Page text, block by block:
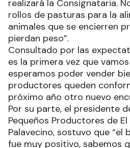
realizará la Consignataria.
rollos de pasturas para la
animales que se encierren
pierdan peso”.
Consultado por las
es la primera vez que
esperamos poder vender
productores queden
próximo año otro nuevo
Por su parte, el presidente
Pequeños Productores de
Palavecino, sostuvo que “el
fue muy positivo, sabemos